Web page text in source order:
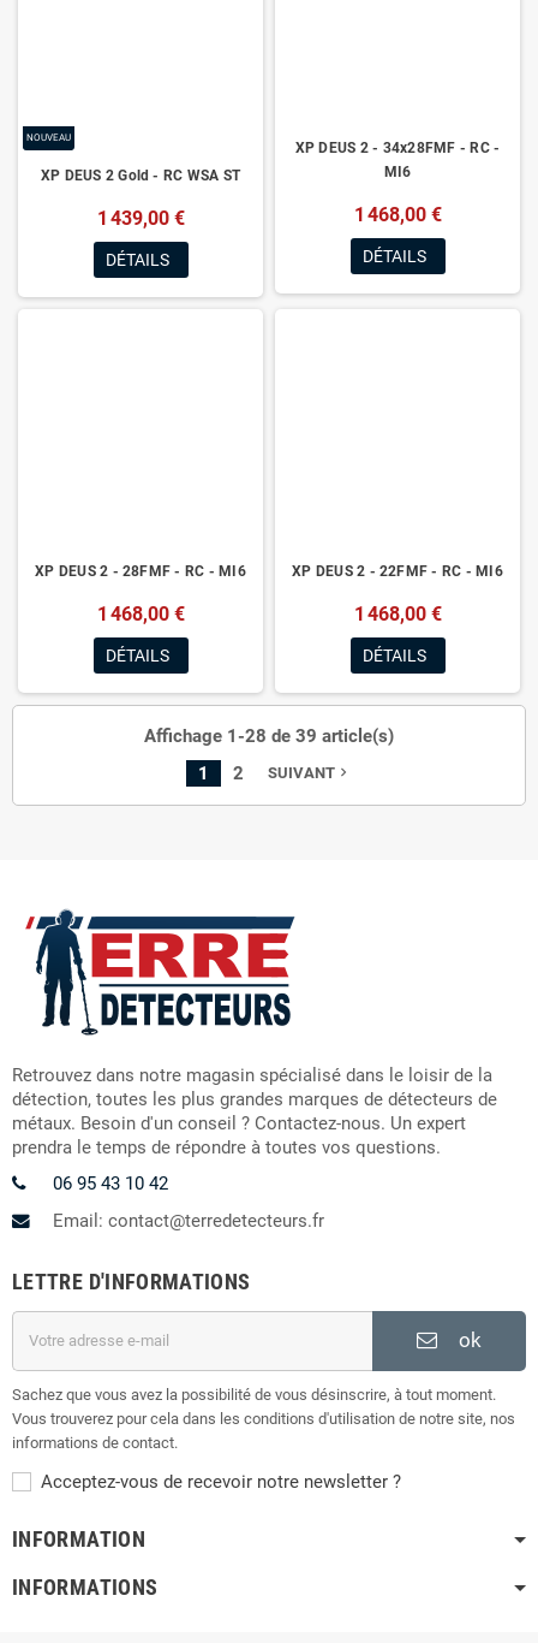
NOUVEAU
XP DEUS 2 Gold - RC WSA ST
1 439,00 €
DÉTAILS
XP DEUS 2 - 34x28FMF - RC -
MI6
1 468,00 €
DÉTAILS
XP DEUS 2 - 28FMF - RC - MI6
1 468,00 €
DÉTAILS
XP DEUS 2 - 22FMF - RC - MI6
1 468,00 €
DÉTAILS
Affichage 1-28 de 39 article(s)
1
2 SUIVANT navigate_next
Retrouvez dans notre magasin spécialisé dans le loisir de la
détection, toutes les plus grandes marques de détecteurs de
métaux. Besoin d'un conseil ? Contactez-nous. Un expert
prendra le temps de répondre à toutes vos questions.
06 95 43 10 42
Email: contact@terredetecteurs.fr
LETTRE D'INFORMATIONS
ok
Sachez que vous avez la possibilité de vous désinscrire, à tout moment.
Vous trouverez pour cela dans les conditions d'utilisation de notre site, nos
informations de contact.
Acceptez-vous de recevoir notre newsletter ?
INFORMATION
INFORMATIONS